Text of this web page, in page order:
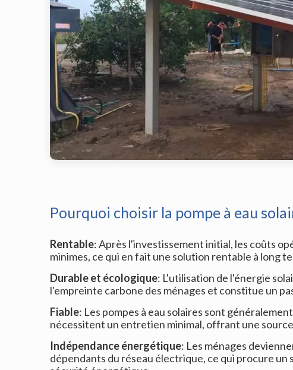
Pourquoi choisir la pompe à eau
Rentable: Après l'investissement initial, les coûts
minimes, ce qui en fait une solution rentable à long
Durable et écologique: L'utilisation de l'énergie
l'empreinte carbone des ménages et constitue un
Fiable: Les pompes à eau solaires sont
nécessitent un entretien minimal, offrant une
Indépendance énergétique: Les ménages
dépendants du réseau électrique, ce qui procure un